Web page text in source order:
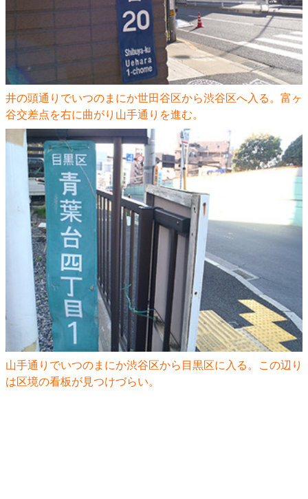
井の頭通りでいつのまにか世田谷区から渋谷区へ入る。富ヶ
谷交差点を右に曲がり山手通りを進む。
山手通りでいつのまにか渋谷区から目黒区に入る。この辺り
は区境の看板が見つけづらい。